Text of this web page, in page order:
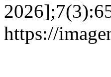
https://